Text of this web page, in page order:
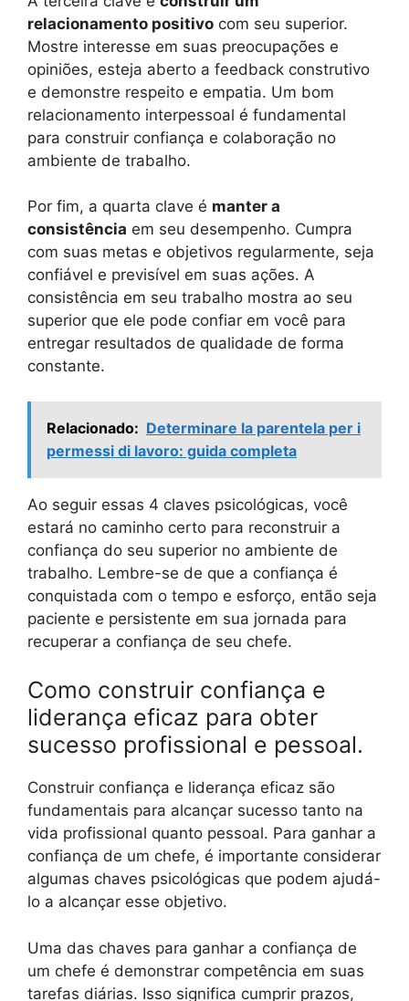
relacionamento positivo com seu superior.
Mostre interesse em suas preocupações e
opiniões, esteja aberto a feedback construtivo
e demonstre respeito e empatia. Um bom
relacionamento interpessoal é fundamental
para construir confiança e colaboração no
ambiente de trabalho.
Por fim, a quarta clave é manter a
consistência em seu desempenho. Cumpra
com suas metas e objetivos regularmente, seja
confiável e previsível em suas ações. A
consistência em seu trabalho mostra ao seu
superior que ele pode confiar em você para
entregar resultados de qualidade de forma
constante.
Relacionado: Determinare la parentela per i
permessi di lavoro: guida completa
Ao seguir essas 4 claves psicológicas, você
estará no caminho certo para reconstruir a
confiança do seu superior no ambiente de
trabalho. Lembre-se de que a confiança é
conquistada com o tempo e esforço, então seja
paciente e persistente em sua jornada para
recuperar a confiança de seu chefe.
Como construir confiança e
liderança eficaz para obter
sucesso profissional e pessoal.
Construir confiança e liderança eficaz são
fundamentais para alcançar sucesso tanto na
vida profissional quanto pessoal. Para ganhar a
confiança de um chefe, é importante considerar
algumas chaves psicológicas que podem ajudá-
lo a alcançar esse objetivo.
Uma das chaves para ganhar a confiança de
um chefe é demonstrar competência em suas
tarefas diárias. Isso significa cumprir prazos,